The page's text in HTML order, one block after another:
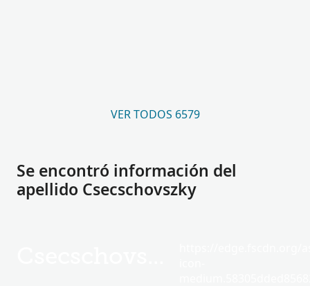
VER TODOS 6579
Se encontró información del
apellido Csecschovszky